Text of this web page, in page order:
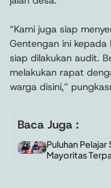
“Kami juga siap
Gentengan ini kepada
siap dilakukan audit.
melakukan rapat
warga disini,”
Baca Juga :
Puluhan
Mayoritas